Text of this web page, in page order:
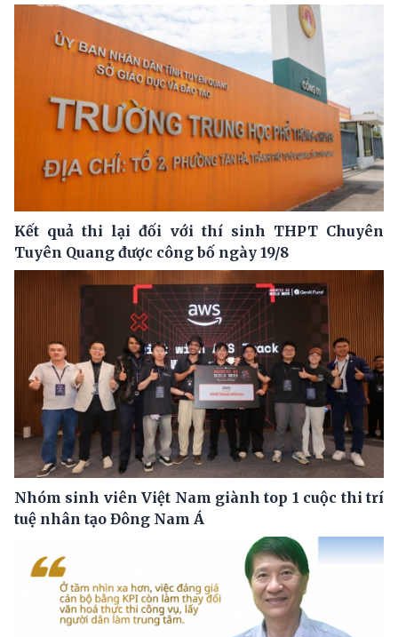
Kết quả thi lại đối với thí sinh THPT Chuyên
Tuyên Quang được công bố ngày 19/8
Nhóm sinh viên Việt Nam giành top 1 cuộc thi trí
tuệ nhân tạo Đông Nam Á